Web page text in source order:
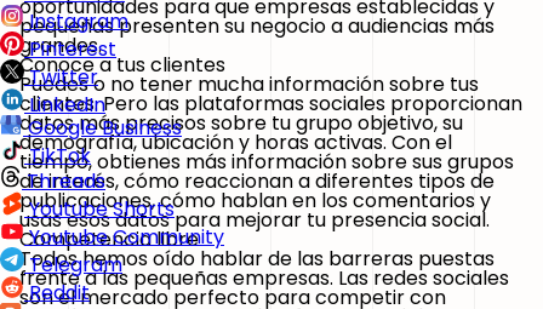
Instagram
Pinterest
Twitter
LinkedIn
Google Business
TikTok
Threads
Youtube Shorts
Youtube Community
Telegram
Reddit
oportunidades para que empresas establecidas y
pequeñas presenten su negocio a audiencias más
grandes.
Conoce a tus clientes
Puedes o no tener mucha información sobre tus
clientes. Pero las plataformas sociales proporcionan
datos más precisos sobre tu grupo objetivo, su
demografía, ubicación y horas activas. Con el
tiempo, obtienes más información sobre sus grupos
de interés, cómo reaccionan a diferentes tipos de
publicaciones, cómo hablan en los comentarios y
usas esos datos para mejorar tu presencia social.
Competencia libre
Todos hemos oído hablar de las barreras puestas
frente a las pequeñas empresas. Las redes sociales
son el mercado perfecto para competir con